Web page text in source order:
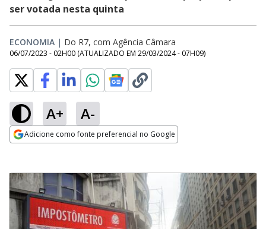
ser votada nesta quinta
ECONOMIA | Do R7, com Agência Câmara
06/07/2023 - 02H00 (ATUALIZADO EM 29/03/2024 - 07H09)
A+ A-
Adicione como fonte preferencial no Google